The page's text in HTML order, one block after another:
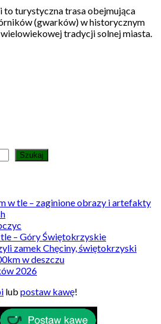
to turystyczna trasa obejmująca
(gwarków) w historycznym
tradycji solnej miasta.
Szukaj
w tle – zaginione obrazy i artefakty
– Góry Świętokrzyskie
zamek Chęciny, świętokrzyski
w deszczu
2026
lub postaw kawę!